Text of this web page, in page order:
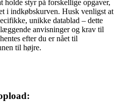
holde styr på forskellige opgaver,
i indkøbskurven. Husk venligst at
unikke datablad – dette
anvisninger og krav til
efter du er nået til
til højre.